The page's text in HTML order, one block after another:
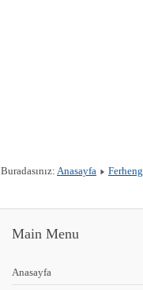
Buradasınız: Anasayfa Ferheng
Main Menu
Anasayfa